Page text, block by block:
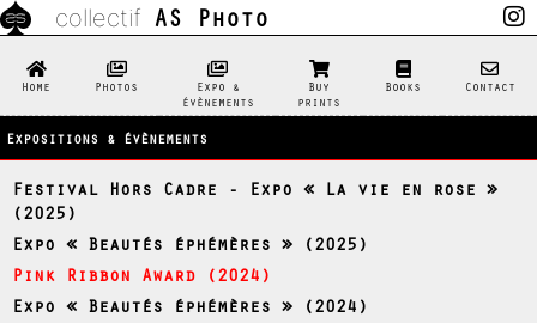
collectif AS Photo
Home Photos
Expo &
évènements
Buy
prints
Books Contact
Expositions & évènements
Festival Hors Cadre - Expo « La vie en rose »
(2025)
Expo « Beautés éphémères » (2025)
Pink Ribbon Award (2024)
Expo « Beautés éphémères » (2024)